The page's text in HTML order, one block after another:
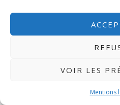
VOIR LES
Mentions
C’est ce qui prépare le terrain de
, sans vous laisser
première impression.
d’Arcachon (entre émotion et
Attention, c’est l’étape la plus